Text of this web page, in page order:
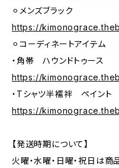
⚪︎メンズブラック
https://
⚪︎コーディネートアイテム
・角帯 ハウンドトゥース
https://
・Tシャツ半襦袢 ペイント
https://
【発送時期について】
火曜・水曜・日曜・祝日は